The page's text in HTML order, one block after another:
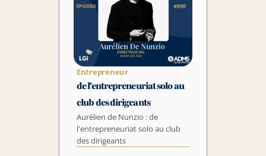
Entrepreneur
de l'entrepreneuriat solo au
club des dirigeants
Aurélien de Nunzio : de
l'entrepreneuriat solo au club
des dirigeants